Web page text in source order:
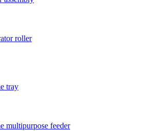
roller
tray
multipurpose feeder